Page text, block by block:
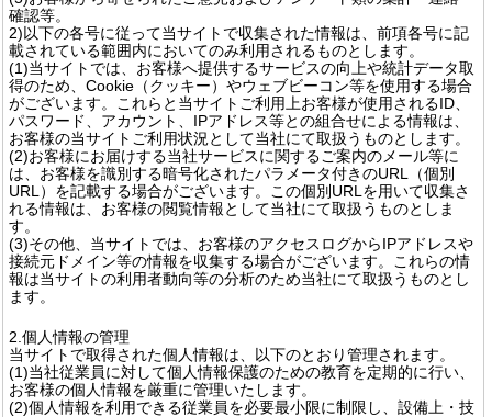
確認等。
2)以下の各号に従って当サイトで収集された情報は、前項各号に記
載されている範囲内においてのみ利用されるものとします。
(1)当サイトでは、お客様へ提供するサービスの向上や統計データ取
得のため、Cookie（クッキー）やウェブビーコン等を使用する場合
がございます。これらと当サイトご利用上お客様が使用されるID、
パスワード、アカウント、IPアドレス等との組合せによる情報は、
お客様の当サイトご利用状況として当社にて取扱うものとします。
(2)お客様にお届けする当社サービスに関するご案内のメール等に
は、お客様を識別する暗号化されたパラメータ付きのURL（個別
URL）を記載する場合がございます。この個別URLを用いて収集さ
れる情報は、お客様の閲覧情報として当社にて取扱うものとしま
す。
(3)その他、当サイトでは、お客様のアクセスログからIPアドレスや
接続元ドメイン等の情報を収集する場合がございます。これらの情
報は当サイトの利用者動向等の分析のため当社にて取扱うものとし
ます。
2.個人情報の管理
当サイトで取得された個人情報は、以下のとおり管理されます。
(1)当社従業員に対して個人情報保護のための教育を定期的に行い、
お客様の個人情報を厳重に管理いたします。
(2)個人情報を利用できる従業員を必要最小限に制限し、設備上・技